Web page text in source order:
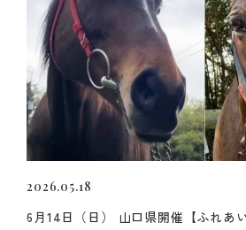
2026.05.18
6月14日（日） 山口県開催【ふれあ